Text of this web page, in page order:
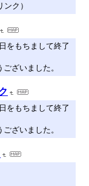
ク）
をもちまして終了
ざいました。
をもちまして終了
ざいました。